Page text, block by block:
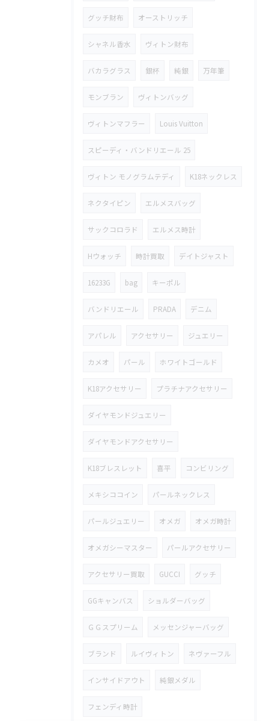
グッチ財布 オーストリッチ
シャネル香水 ヴィトン財布
バカラグラス 銀杯 純銀 万年筆
モンブラン ヴィトンバッグ
ヴィトンマフラー Louis Vuitton
スピーディ・バンドリエール 25
ヴィトン モノグラムテディ K18ネックレス
ネクタイピン エルメスバッグ
サックコロラド エルメス時計
Hウォッチ 時計買取 デイトジャスト
16233G bag キーポル
バンドリエール PRADA デニム
アパレル アクセサリー ジュエリー
カメオ パール ホワイトゴールド
K18アクセサリー プラチナアクセサリー
ダイヤモンドジュエリー
ダイヤモンドアクセサリー
K18ブレスレット 喜平 コンビリング
メキシココイン パールネックレス
パールジュエリー オメガ オメガ時計
オメガシーマスター パールアクセサリー
アクセサリー買取 GUCCI グッチ
GGキャンバス ショルダーバッグ
ＧＧスプリーム メッセンジャーバッグ
ブランド ルイヴィトン ネヴァーフル
インサイドアウト 純銀メダル
フェンディ時計